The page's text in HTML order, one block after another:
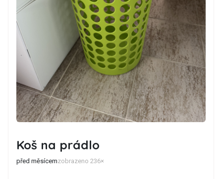
Koš na prádlo
před měsícemzobrazeno 236×